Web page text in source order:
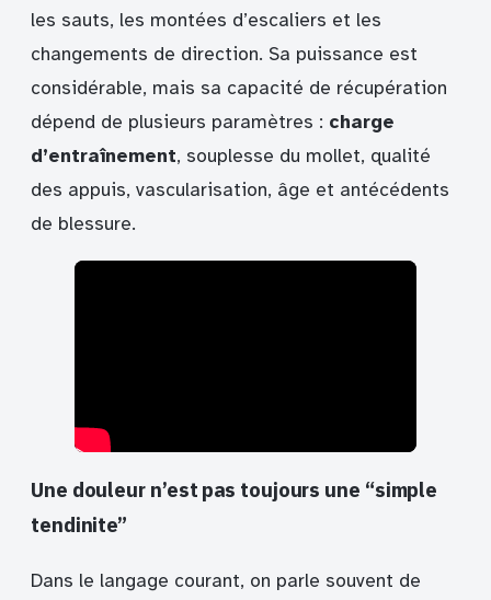
les sauts, les montées d’escaliers et les
changements de direction. Sa puissance est
considérable, mais sa capacité de récupération
dépend de plusieurs paramètres : charge
d’entraînement, souplesse du mollet, qualité
des appuis, vascularisation, âge et antécédents
de blessure.
Une douleur n’est pas toujours une “simple
tendinite”
Dans le langage courant, on parle souvent de